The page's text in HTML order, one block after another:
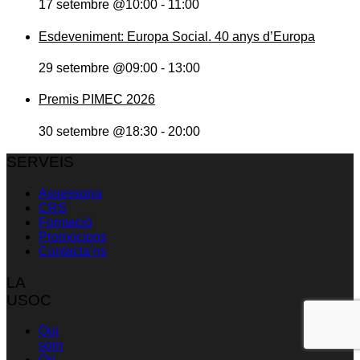
17 setembre @10:00 - 11:00
Esdeveniment: Europa Social. 40 anys d’Europa
29 setembre @09:00 - 13:00
Premis PIMEC 2026
30 setembre @18:30 - 20:00
SERVEIS
Assessoria
CRS
Formació
Promocions
Contacta’ns
LA
USOC
Qui
som